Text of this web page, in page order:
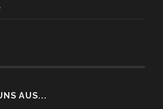
AUS...